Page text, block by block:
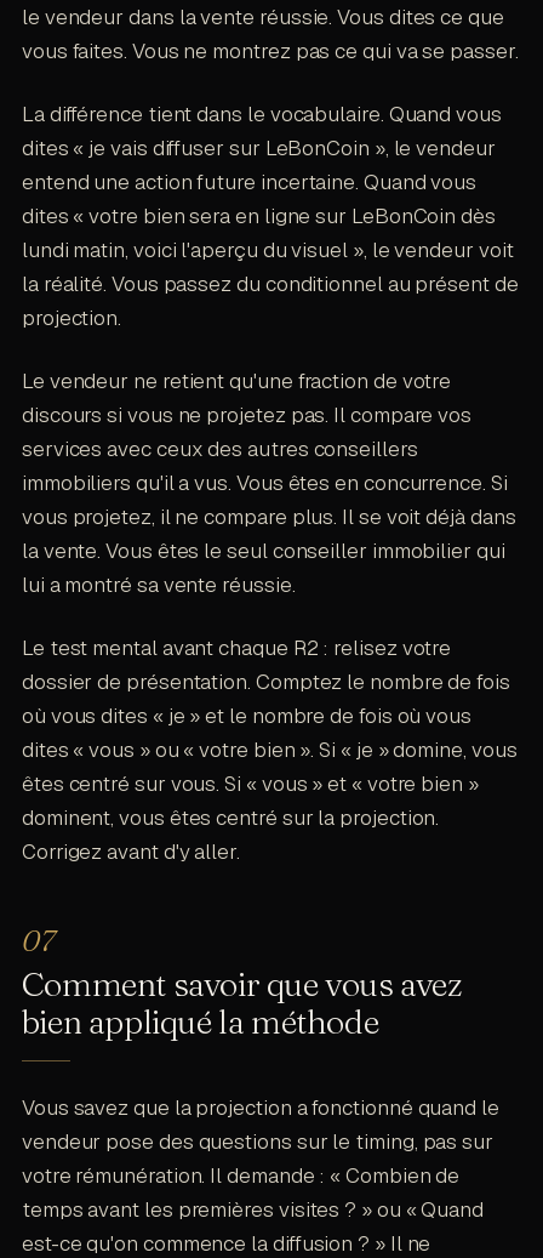
le vendeur dans la vente réussie. Vous dites ce que
vous faites. Vous ne montrez pas ce qui va se passer.
La différence tient dans le vocabulaire. Quand vous
dites « je vais diffuser sur LeBonCoin », le vendeur
entend une action future incertaine. Quand vous
dites « votre bien sera en ligne sur LeBonCoin dès
lundi matin, voici l'aperçu du visuel », le vendeur voit
la réalité. Vous passez du conditionnel au présent de
projection.
Le vendeur ne retient qu'une fraction de votre
discours si vous ne projetez pas. Il compare vos
services avec ceux des autres conseillers
immobiliers qu'il a vus. Vous êtes en concurrence. Si
vous projetez, il ne compare plus. Il se voit déjà dans
la vente. Vous êtes le seul conseiller immobilier qui
lui a montré sa vente réussie.
Le test mental avant chaque R2 : relisez votre
dossier de présentation. Comptez le nombre de fois
où vous dites « je » et le nombre de fois où vous
dites « vous » ou « votre bien ». Si « je » domine, vous
êtes centré sur vous. Si « vous » et « votre bien »
dominent, vous êtes centré sur la projection.
Corrigez avant d'y aller.
Comment savoir que vous avez
bien appliqué la méthode
Vous savez que la projection a fonctionné quand le
vendeur pose des questions sur le timing, pas sur
votre rémunération. Il demande : « Combien de
temps avant les premières visites ? » ou « Quand
est-ce qu'on commence la diffusion ? » Il ne